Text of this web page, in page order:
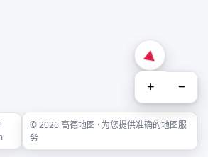
+ −
© 2026 高德地图 · 为您提供准确的地图服
务